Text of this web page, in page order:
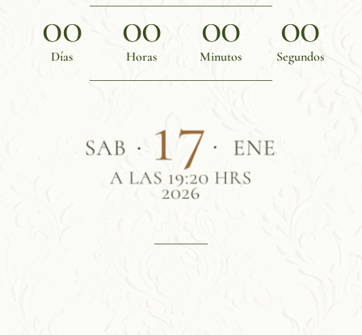
00
Días
00
Horas
00
Minutos
00
Segundos